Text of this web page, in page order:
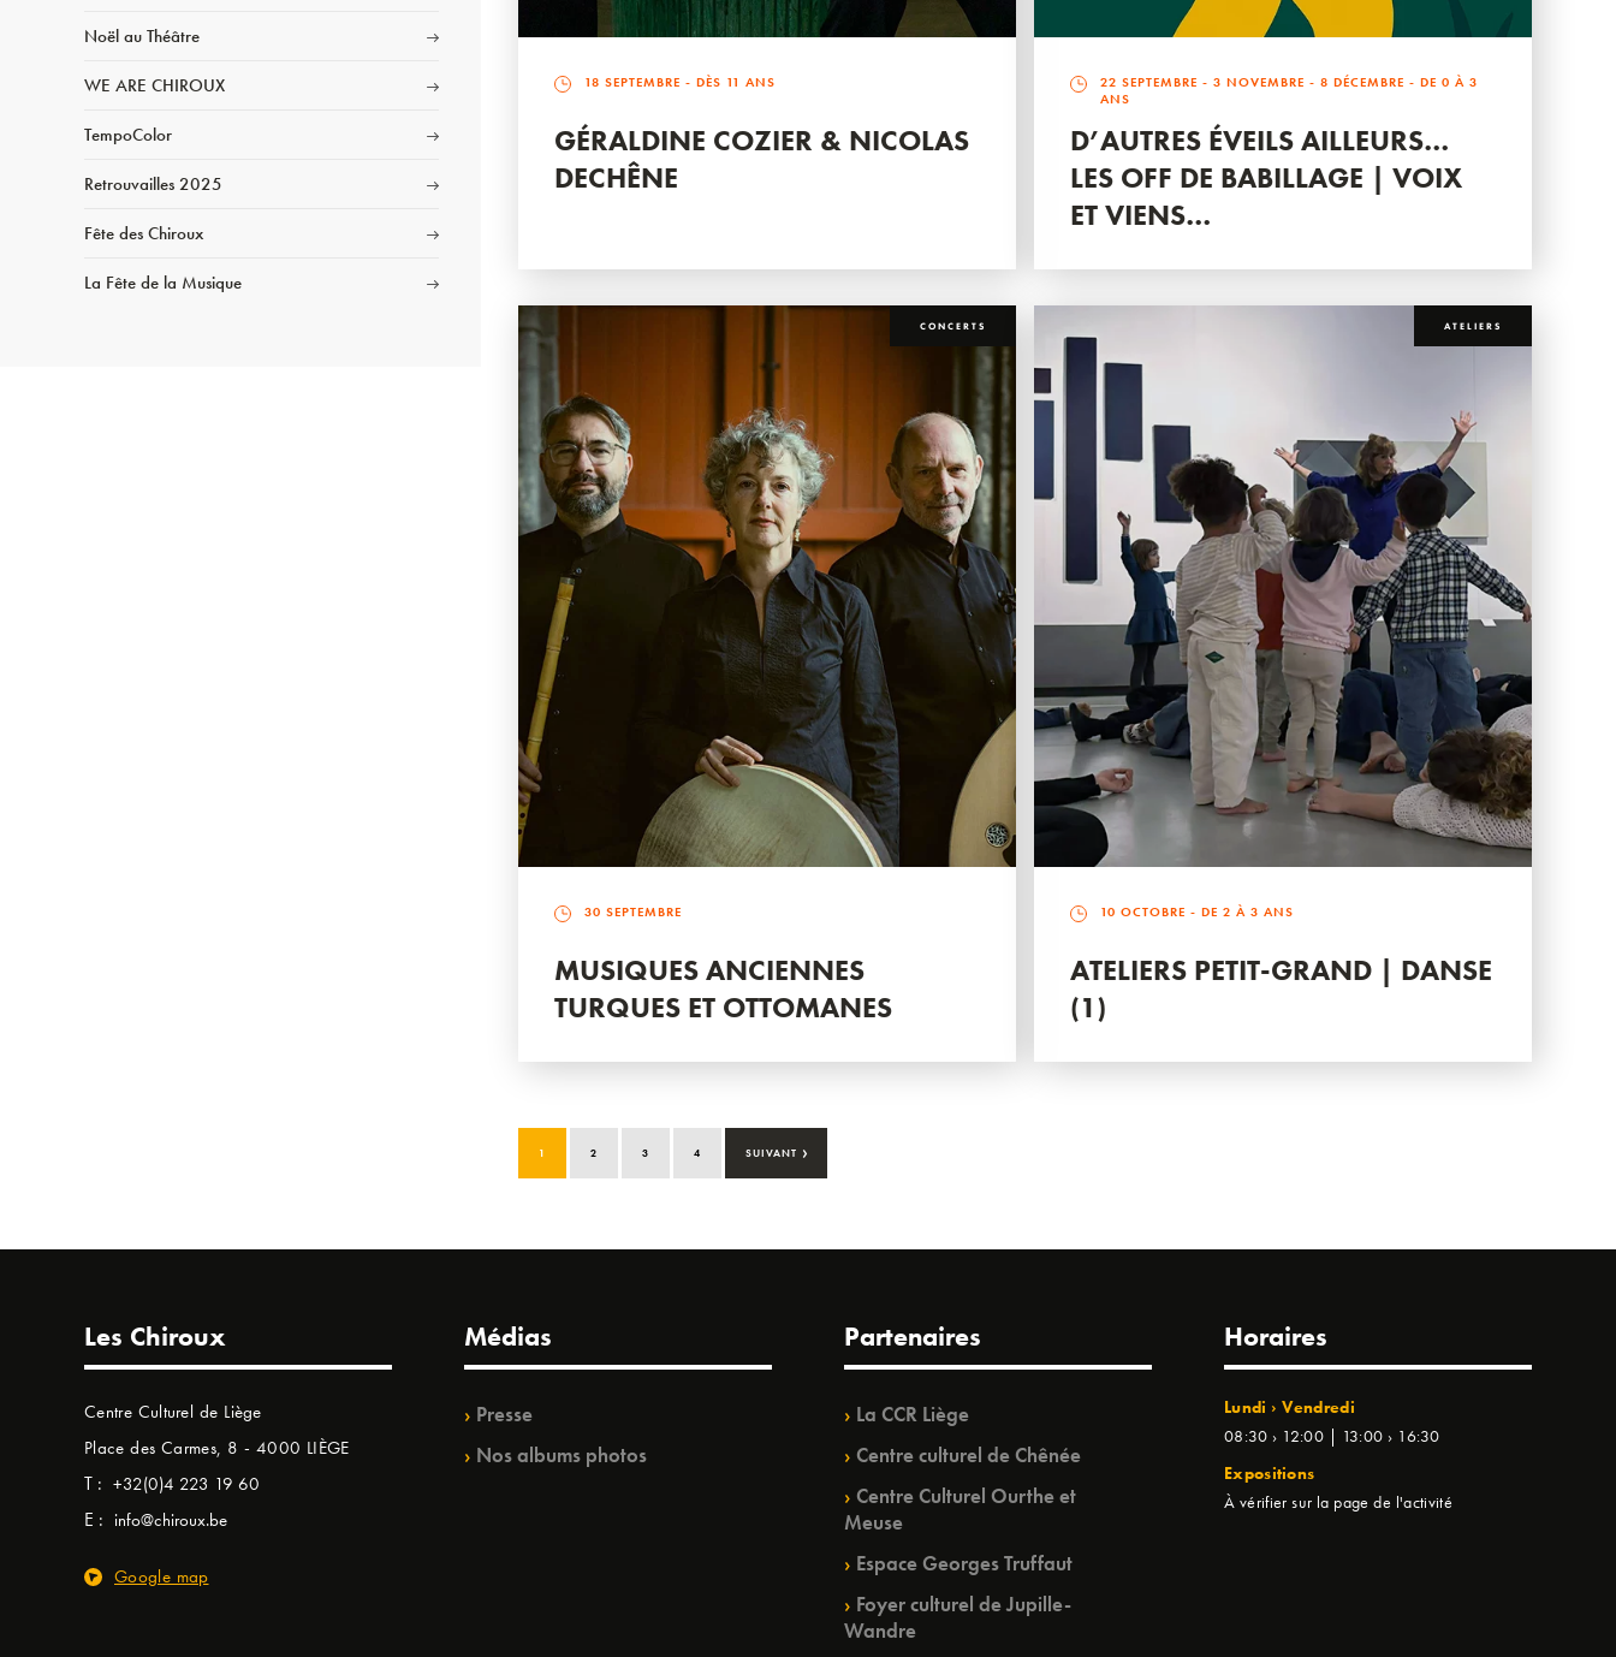
Noël au Théâtre
WE ARE CHIROUX
TempoColor
Retrouvailles 2025
Fête des Chiroux
La Fête de la Musique
18 SEPTEMBRE - DÈS 11 ANS
GÉRALDINE COZIER & NICOLAS
DECHÊNE
22 SEPTEMBRE -3 NOVEMBRE -8 DÉCEMBRE - DE 0 À 3
ANS
D’AUTRES ÉVEILS AILLEURS…
LES OFF DE BABILLAGE | VOIX
ET VIENS…
CONCERTS
30 SEPTEMBRE
MUSIQUES ANCIENNES
TURQUES ET OTTOMANES
ATELIERS
10 OCTOBRE - DE 2 À 3 ANS
ATELIERS PETIT-GRAND | DANSE
(1)
1 2 3 4 SUIVANT ›
Les Chiroux
Centre Culturel de Liège
Place des Carmes, 8 - 4000 LIÈGE
T : +32(0)4 223 19 60
E : info@chiroux.be
Google map
Médias
Presse
Nos albums photos
Partenaires
La CCR Liège
Centre culturel de Chênée
Centre Culturel Ourthe et
Meuse
Espace Georges Truffaut
Foyer culturel de Jupille-
Wandre
Horaires
Lundi › Vendredi
08:30 › 12:00 | 13:00 › 16:30
Expositions
À vérifier sur la page de l'activité